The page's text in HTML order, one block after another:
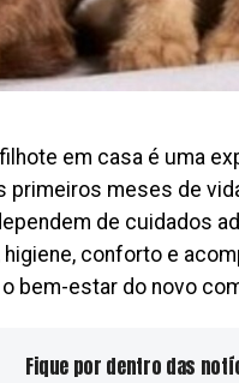
em casa é uma
primeiros meses de
de cuidados
conforto e
bem-estar do novo
Fique por dentro das